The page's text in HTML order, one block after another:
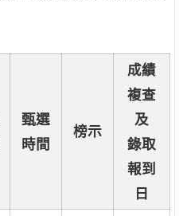
甄選
時間
榜示
成績
複查
及
錄取
報到
日